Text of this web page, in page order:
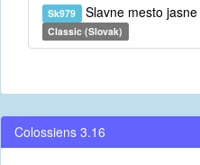
Sk979 Slavne mesto
Classic (Slovak)
Colossiens 3.16